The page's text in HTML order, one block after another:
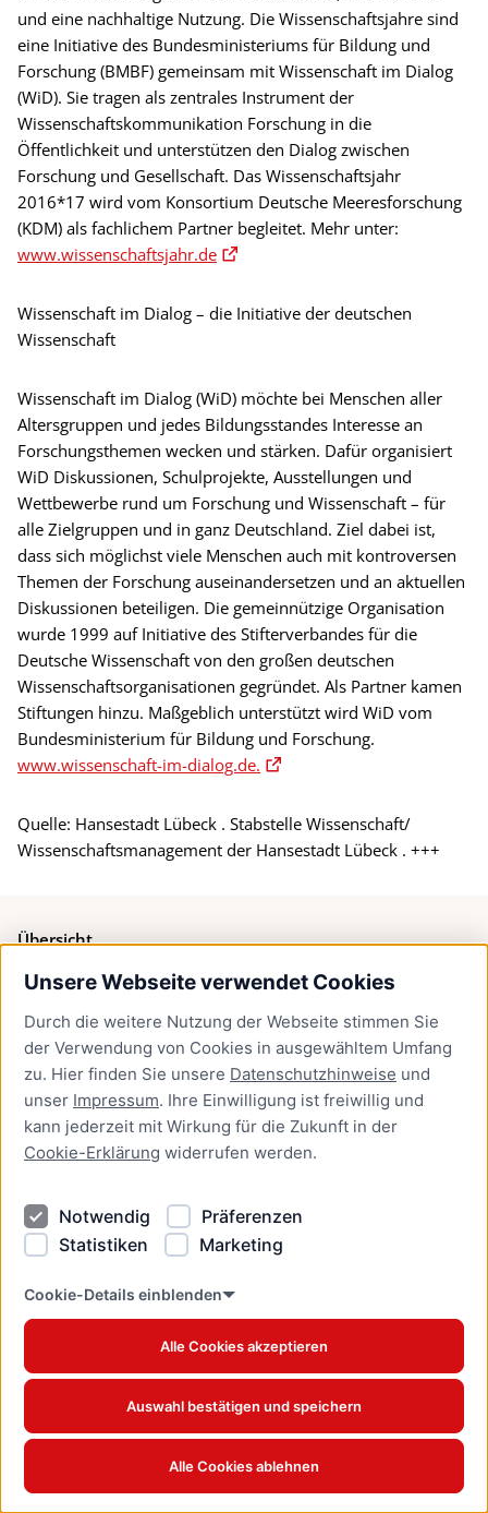
Unsere Webseite verwendet Cookies
Durch die weitere Nutzung der Webseite stimmen Sie
der Verwendung von Cookies in ausgewähltem Umfang
zu. Hier finden Sie unsere Datenschutzhinweise und
unser Impressum. Ihre Einwilligung ist freiwillig und
kann jederzeit mit Wirkung für die Zukunft in der
Cookie-Erklärung widerrufen werden.
Notwendig
Präferenzen
Statistiken
Marketing
Cookie-Details einblenden
Alle Cookies akzeptieren
Auswahl bestätigen und speichern
Alle Cookies ablehnen
und eine nachhaltige Nutzung. Die Wissenschaftsjahre sind
eine Initiative des Bundesministeriums für Bildung und
Forschung (BMBF) gemeinsam mit Wissenschaft im Dialog
(WiD). Sie tragen als zentrales Instrument der
Wissenschaftskommunikation Forschung in die
Öffentlichkeit und unterstützen den Dialog zwischen
Forschung und Gesellschaft. Das Wissenschaftsjahr
2016*17 wird vom Konsortium Deutsche Meeresforschung
(KDM) als fachlichem Partner begleitet. Mehr unter:
www.wissenschaftsjahr.de
Wissenschaft im Dialog – die Initiative der deutschen
Wissenschaft
Wissenschaft im Dialog (WiD) möchte bei Menschen aller
Altersgruppen und jedes Bildungsstandes Interesse an
Forschungsthemen wecken und stärken. Dafür organisiert
WiD Diskussionen, Schulprojekte, Ausstellungen und
Wettbewerbe rund um Forschung und Wissenschaft – für
alle Zielgruppen und in ganz Deutschland. Ziel dabei ist,
dass sich möglichst viele Menschen auch mit kontroversen
Themen der Forschung auseinandersetzen und an aktuellen
Diskussionen beteiligen. Die gemeinnützige Organisation
wurde 1999 auf Initiative des Stifterverbandes für die
Deutsche Wissenschaft von den großen deutschen
Wissenschaftsorganisationen gegründet. Als Partner kamen
Stiftungen hinzu. Maßgeblich unterstützt wird WiD vom
Bundesministerium für Bildung und Forschung.
www.wissenschaft-im-dialog.de.
Quelle: Hansestadt Lübeck . Stabstelle Wissenschaft/
Wissenschaftsmanagement der Hansestadt Lübeck . +++
Übersicht
Bürgerservice
Presse
Newsletter Lübeck:kompakt
Kontakt
Kontakt
Datenschutzhinweise
Barrierefreiheit
Cookie Erklärung
www.luebeck.de